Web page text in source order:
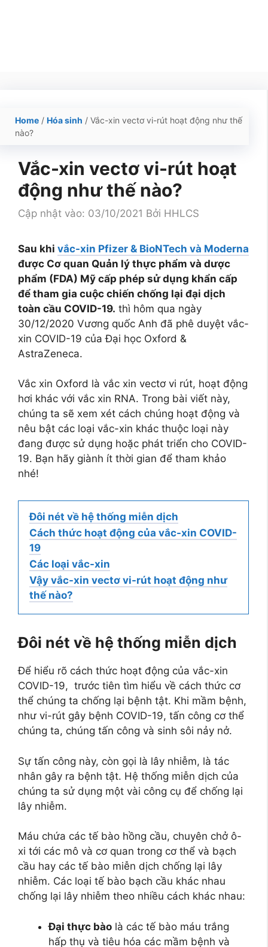
Home / Hóa sinh / Vắc-xin vectơ vi-rút hoạt động như thế
nào?
Vắc-xin vectơ vi-rút hoạt
động như thế nào?
Cập nhật vào: 03/10/2021 Bởi HHLCS
Sau khi vắc-xin Pfizer & BioNTech và Moderna
được Cơ quan Quản lý thực phẩm và dược
phẩm (FDA) Mỹ cấp phép sử dụng khẩn cấp
để tham gia cuộc chiến chống lại đại dịch
toàn cầu COVID-19. thì hôm qua ngày
30/12/2020 Vương quốc Anh đã phê duyệt vắc-
xin COVID-19 của Đại học Oxford &
AstraZeneca.
Vắc xin Oxford là vắc xin vectơ vi rút, hoạt động
hơi khác với vắc xin RNA. Trong bài viết này,
chúng ta sẽ xem xét cách chúng hoạt động và
nêu bật các loại vắc-xin khác thuộc loại này
đang được sử dụng hoặc phát triển cho COVID-
19. Bạn hãy giành ít thời gian để tham khảo
nhé!
Đôi nét về hệ thống miễn dịch
Cách thức hoạt động của vắc-xin COVID-
19
Các loại vắc-xin
Vậy vắc-xin vectơ vi-rút hoạt động như
thế nào?
Đôi nét về hệ thống miễn dịch
Để hiểu rõ cách thức hoạt động của vắc-xin
COVID-19, trước tiên tìm hiểu về cách thức cơ
thể chúng ta chống lại bệnh tật. Khi mầm bệnh,
như vi-rút gây bệnh COVID-19, tấn công cơ thể
chúng ta, chúng tấn công và sinh sôi nảy nở.
Sự tấn công này, còn gọi là lây nhiễm, là tác
nhân gây ra bệnh tật. Hệ thống miễn dịch của
chúng ta sử dụng một vài công cụ để chống lại
lây nhiễm.
Máu chứa các tế bào hồng cầu, chuyên chở ô-
xi tới các mô và cơ quan trong cơ thể và bạch
cầu hay các tế bào miễn dịch chống lại lây
nhiễm. Các loại tế bào bạch cầu khác nhau
chống lại lây nhiễm theo nhiều cách khác nhau:
Đại thực bào là các tế bào máu trắng
hấp thụ và tiêu hóa các mầm bệnh và